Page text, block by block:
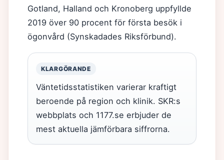
Gotland, Halland och Kronoberg uppfyllde
2019 över 90 procent för första besök i
ögonvård (Synskadades Riksförbund).
KLARGÖRANDE
Väntetidsstatistiken varierar kraftigt
beroende på region och klinik. SKR:s
webbplats och 1177.se erbjuder de
mest aktuella jämförbara siffrorna.